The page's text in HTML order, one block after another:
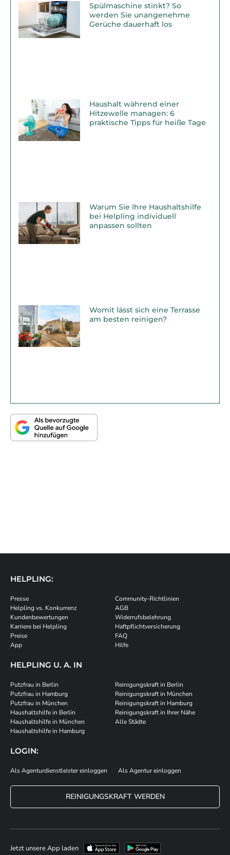
Spülmaschine stinkt? So
werden Sie unangenehme
Gerüche dauerhaft los
Haushalt während einer
Hitzewelle managen: 6
praktische Tipps für heiße Tage
Warum Sie Ihre Haushaltshilfe
bei Helpling individuell
anpassen sollten
Womit lässt sich eine Terrasse
am besten reinigen?
HELPLING:
Presse
Helpling vs. Konkurrenz
Kundenbewertungen
Karriere bei Helpling
Preise
App
Community-Richtlinien
AGB
Widerrufsbelehrung
Haftpflichtversicherung
FAQ
Hilfe
HELPLING U. A. IN
Putzfrau in Berlin
Putzfrau in Hamburg
Putzfrau in München
Haushaltshilfe in Berlin
Haushaltshilfe in München
Haushaltshilfe in Hamburg
Reinigungskraft in Berlin
Reinigungskraft in München
Reinigungskraft in Hamburg
Reinigungskraft in Ihrer Nähe
Alle Städte
LOGIN:
Als Agenturdienstleister einloggen Als Agentur einloggen
REINIGUNGSKRAFT WERDEN
Jetzt unsere App laden